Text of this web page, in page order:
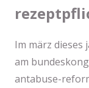
Im märz dieses
am
antabuse-